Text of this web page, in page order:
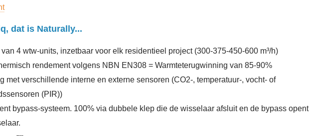
dat is Naturally...
4 wtw-units, inzetbaar voor elk residentieel project (300-375-450-600 m³/h)
rendement volgens NBN EN308 = Warmteterugwinning van 85-90%
met verschillende interne en externe sensoren (CO2-, temperatuur-, vocht- of
(PIR))
bypass-systeem. 100% via dubbele klep die de wisselaar afsluit en de bypass opent